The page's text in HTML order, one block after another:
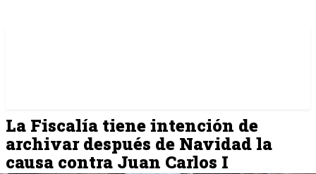
La Fiscalía tiene intención de
archivar después de Navidad la
causa contra Juan Carlos I